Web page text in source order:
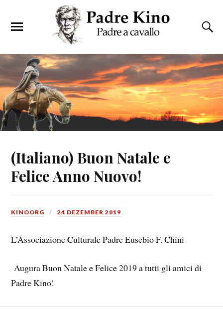
(Italiano) Buon Natale e
Felice Anno Nuovo!
KINOORG 24 DEZEMBER 2019
L’Associazione Culturale Padre Eusebio F. Chini
Augura Buon Natale e Felice 2019 a tutti gli amici di
Padre Kino!